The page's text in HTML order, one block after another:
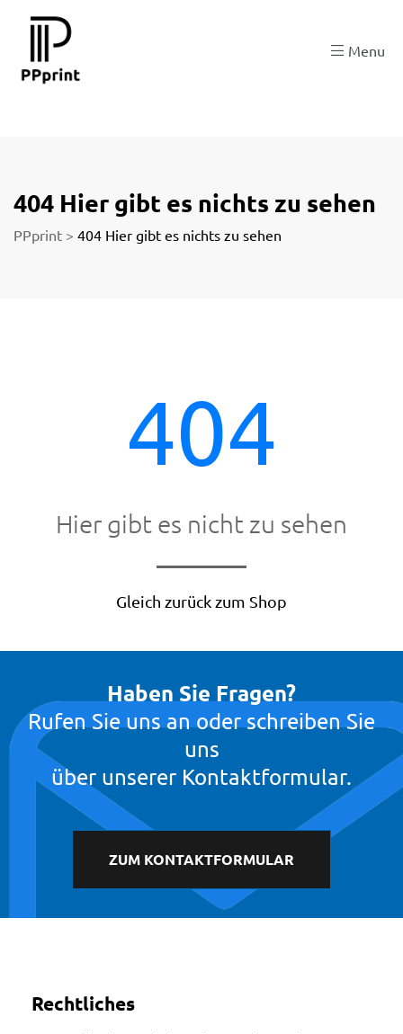
Menu
404 Hier gibt es nichts zu sehen
PPprint > 404 Hier gibt es nichts zu sehen
404
Hier gibt es nicht zu sehen
Gleich zurück zum Shop
Haben Sie Fragen?
Rufen Sie uns an oder schreiben Sie
uns
über unserer Kontaktformular.
ZUM KONTAKTFORMULAR
Rechtliches